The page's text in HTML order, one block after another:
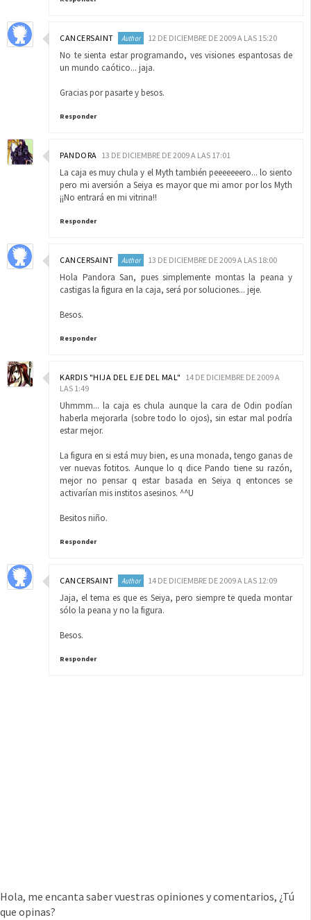
CANCERSAINT 12 DE DICIEMBRE DE 2009 A LAS 15:20
No te sienta estar programando, ves visiones espantosas de
un mundo caótico... jaja.
Gracias por pasarte y besos.
Responder
PANDORA 13 DE DICIEMBRE DE 2009 A LAS 17:01
La caja es muy chula y el Myth también peeeeeeero... lo siento
pero mi aversión a Seiya es mayor que mi amor por los Myth
¡¡No entrará en mi vitrina!!
Responder
CANCERSAINT 13 DE DICIEMBRE DE 2009 A LAS 18:00
Hola Pandora San, pues simplemente montas la peana y
castigas la figura en la caja, será por soluciones... jeje.
Besos.
Responder
KARDIS "HIJA DEL EJE DEL MAL" 14 DE DICIEMBRE DE 2009 A
LAS 1:49
Uhmmm... la caja es chula aunque la cara de Odin podían
haberla mejorarla (sobre todo lo ojos), sin estar mal podría
estar mejor.
La figura en si está muy bien, es una monada, tengo ganas de
ver nuevas fotitos. Aunque lo q dice Pando tiene su razón,
mejor no pensar q estar basada en Seiya q entonces se
activarían mis institos asesinos. ^^U
Besitos niño.
Responder
CANCERSAINT 14 DE DICIEMBRE DE 2009 A LAS 12:09
Jaja, el tema es que es Seiya, pero siempre te queda montar
sólo la peana y no la figura.
Besos.
Responder
Hola, me encanta saber vuestras opiniones y comentarios, ¿Tú
que opinas?